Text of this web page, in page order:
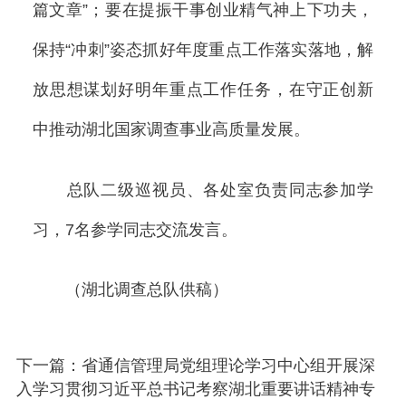
篇文章”；要在提振干事创业精气神上下功夫，
保持“冲刺”姿态抓好年度重点工作落实落地，解
放思想谋划好明年重点工作任务，在守正创新
中推动湖北国家调查事业高质量发展。
总队二级巡视员、各处室负责同志参加学
习，7名参学同志交流发言。
（湖北调查总队供稿）
下一篇：省通信管理局党组理论学习中心组开展深
入学习贯彻习近平总书记考察湖北重要讲话精神专